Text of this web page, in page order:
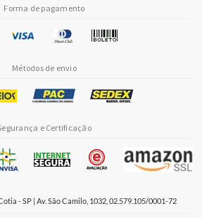
Forma de pagamento
Métodos de envio
e Certificação
- SP | Av. São Camilo, 1032, 02.579.105/0001-72